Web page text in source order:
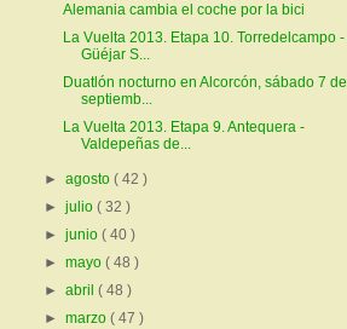
Alemania cambia el coche por la bici
La Vuelta 2013. Etapa 10. Torredelcampo -
Güéjar S...
Duatlón nocturno en Alcorcón, sábado 7 de
septiemb...
La Vuelta 2013. Etapa 9. Antequera -
Valdepeñas de...
►agosto( 42 )
►julio( 32 )
►junio( 40 )
►mayo( 48 )
►abril( 48 )
►marzo( 47 )